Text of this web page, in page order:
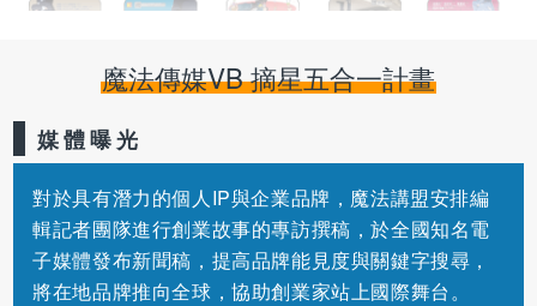
魔法傳媒VB 摘星五合一計畫
媒體曝光
對於具有潛力的個人IP與企業品牌，魔法講盟安排編
輯記者團隊進行創業故事的專訪撰稿，於全國知名電
子媒體發布新聞稿，提高品牌能見度與關鍵字搜尋，
將在地品牌推向全球，協助創業家站上國際舞台。